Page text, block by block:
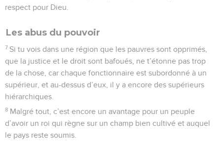
respect pour Dieu.
Les abus du pouvoir
7 Si tu vois dans une région que les pauvres sont opprimés,
que la justice et le droit sont bafoués, ne t’étonne pas trop
de la chose, car chaque fonctionnaire est subordonné à un
supérieur, et au-dessus d’eux, il y a encore des supérieurs
hiérarchiques.
8 Malgré tout, c’est encore un avantage pour un peuple
d’avoir un roi qui règne sur un champ bien cultivé et auquel
le pays reste soumis.